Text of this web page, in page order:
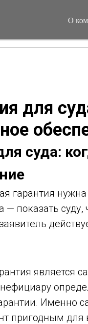
О
для
суда:
гарантия
— показать
является
Именно
пригодным для